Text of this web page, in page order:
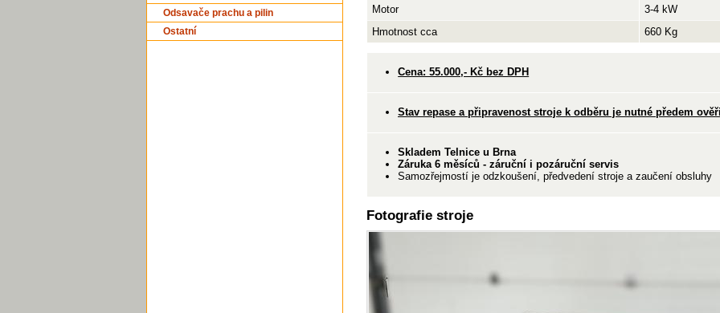
Odsavače prachu a pilin
Ostatní
Motor
3-4 kW
Hmotnost cca
660 Kg
Cena: 55.000,- Kč bez DPH
Stav repase a připravenost stroje k odběru je nutné předem
Skladem Telnice u Brna
Záruka 6 měsíců - záruční i pozáruční servis
Samozřejmostí je odzkoušení, předvedení stroje a zaučení obsluhy
Fotografie stroje